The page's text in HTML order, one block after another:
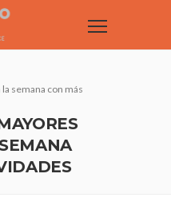
semana con más